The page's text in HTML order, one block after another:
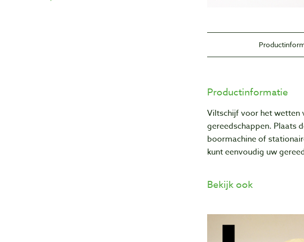
Productinformatie
Viltschijf voor het wetten
gereedschappen. Plaats
boormachine of
kunt eenvoudig uw
Bekijk ook